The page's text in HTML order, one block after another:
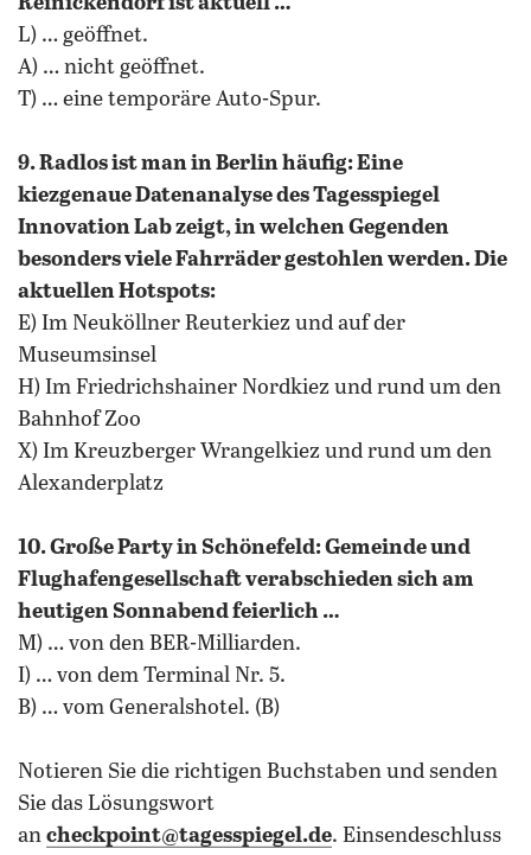
L) … geöffnet.
A) … nicht geöffnet.
T) … eine temporäre Auto-Spur.
9. Radlos ist man in Berlin häufig: Eine
kiezgenaue Datenanalyse des Tagesspiegel
Innovation Lab zeigt, in welchen Gegenden
besonders viele Fahrräder gestohlen werden. Die
aktuellen Hotspots:
E) Im Neuköllner Reuterkiez und auf der
Museumsinsel
H) Im Friedrichshainer Nordkiez und rund um den
Bahnhof Zoo
X) Im Kreuzberger Wrangelkiez und rund um den
Alexanderplatz
10. Große Party in Schönefeld: Gemeinde und
Flughafengesellschaft verabschieden sich am
heutigen Sonnabend feierlich …
M) … von den BER-Milliarden.
I) … von dem Terminal Nr. 5.
B) … vom Generalshotel. (B)
Notieren Sie die richtigen Buchstaben und senden
Sie das Lösungswort
an checkpoint@tagesspiegel.de. Einsendeschluss